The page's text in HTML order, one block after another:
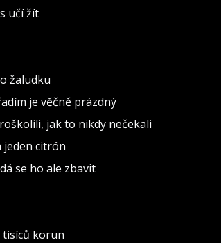
učí žít
žaludku
je věčně prázdný
jak to nikdy nečekali
jeden citrón
se ho ale zbavit
tisíců korun